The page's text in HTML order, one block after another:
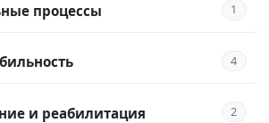
процессы 1
4
и реабилитация 2